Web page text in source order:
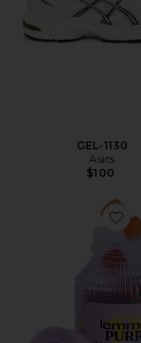
GEL-1130
Asics
$100